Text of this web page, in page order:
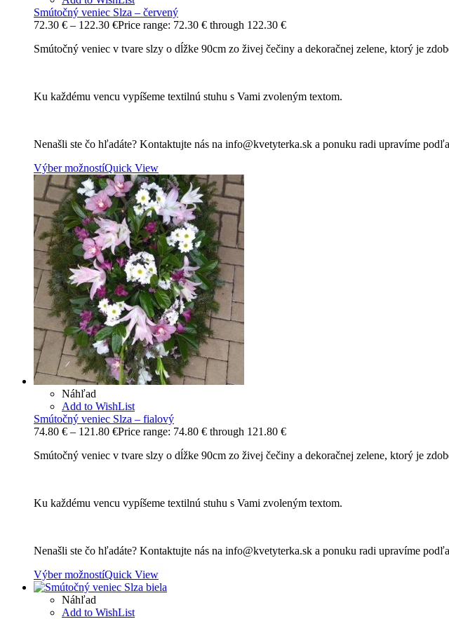
Smútočný veniec Slza – červený
72.30 € – 122.30 €Price range: 72.30 € through 122.30 €
Smútočný veniec v tvare slzy o dĺžke 90cm zo živej čečiny a dekoračnej zelene, ktorý je
Ku každému vencu vypíšeme textilnú stuhu s Vami zvoleným textom.
Nenašli ste čo hľadáte? Kontaktujte nás na info@kvetyterka.sk a ponuku radi upravíme
Výber možnostíQuick View
Náhľad
Add to WishList
Smútočný veniec Slza – fialový
74.80 € – 121.80 €Price range: 74.80 € through 121.80 €
Smútočný veniec v tvare slzy o dĺžke 90cm zo živej čečiny a dekoračnej zelene, ktorý je
Ku každému vencu vypíšeme textilnú stuhu s Vami zvoleným textom.
Nenašli ste čo hľadáte? Kontaktujte nás na info@kvetyterka.sk a ponuku radi upravíme
Výber možnostíQuick View
Náhľad
Add to WishList